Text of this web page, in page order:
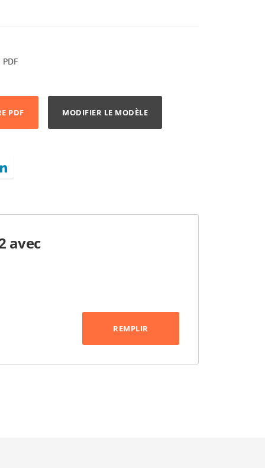
PDF
PDF MODIFIER LE MODÈLE
avec
REMPLIR